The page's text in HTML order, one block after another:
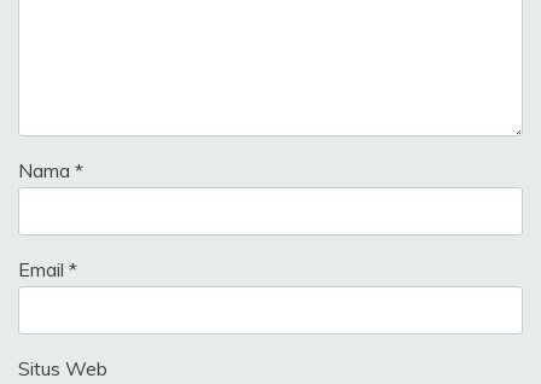
Nama *
Email *
Situs Web